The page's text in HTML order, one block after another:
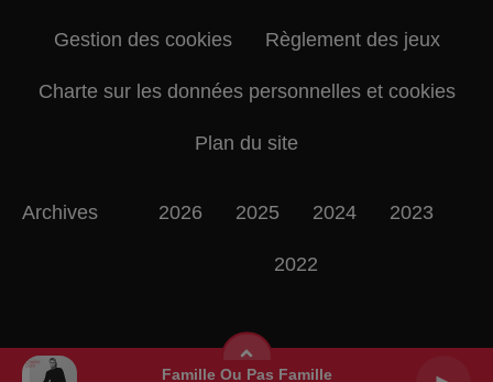
Famille Ou Pas Famille
Gestion des cookies Règlement des jeux
Charte sur les données personnelles et cookies
Plan du site
Archives 2026 2025 2024 2023
2022